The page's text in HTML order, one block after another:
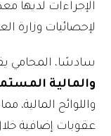
لإحصائيات وزارة
سادسًا، المحامي
والمالية
واللوائح
عقوبات إضافية